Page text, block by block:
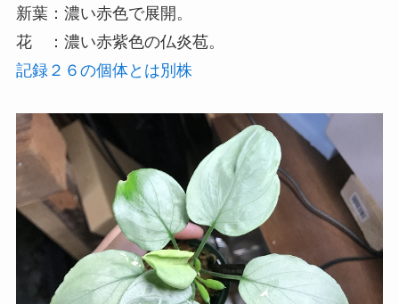
新葉：濃い赤色で展開。
花 ：濃い赤紫色の仏炎苞。
記録２６の個体とは別株